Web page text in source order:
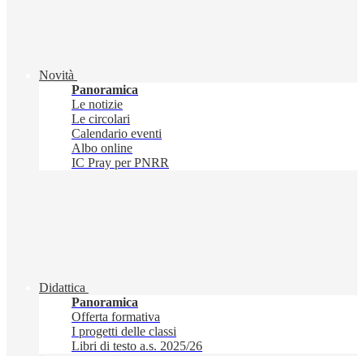
Novità
Panoramica
Le notizie
Le circolari
Calendario eventi
Albo online
IC Pray per PNRR
Didattica
Panoramica
Offerta formativa
I progetti delle classi
Libri di testo a.s. 2025/26